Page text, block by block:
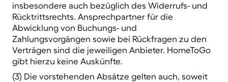
insbesondere auch bezüglich des Widerrufs- und
Rücktrittsrechts. Ansprechpartner für die
Abwicklung von Buchungs- und
Zahlungsvorgängen sowie bei Rückfragen zu den
Verträgen sind die jeweiligen Anbieter. HomeToGo
gibt hierzu keine Auskünfte.
(3) Die vorstehenden Absätze gelten auch, soweit